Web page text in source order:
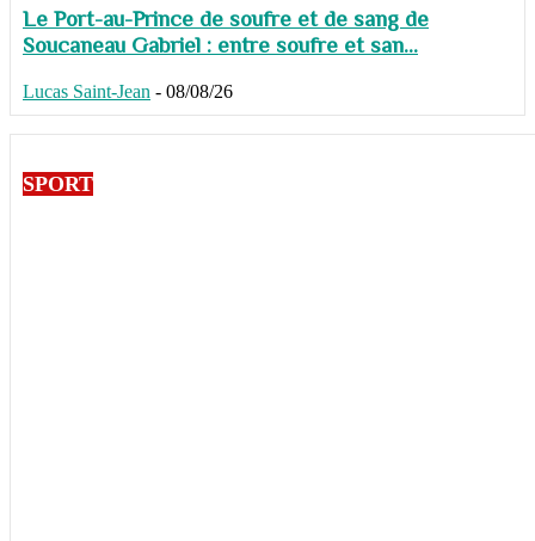
Le Port-au-Prince de soufre et de sang de
Soucaneau Gabriel : entre soufre et san...
Lucas Saint-Jean - 08/08/26
SPORT